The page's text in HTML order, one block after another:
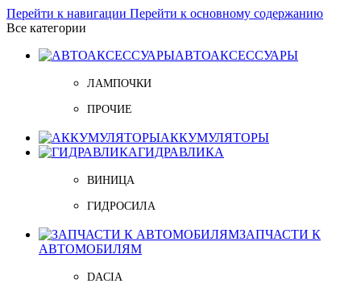
Перейти к навигации Перейти к основному содержанию
Все категории
АВТОАКСЕССУАРЫ
ЛАМПОЧКИ
ПРОЧИЕ
АККУМУЛЯТОРЫ
ГИДРАВЛИКА
ВИНИЦА
ГИДРОСИЛА
ЗАПЧАСТИ К
АВТОМОБИЛЯМ
DACIA